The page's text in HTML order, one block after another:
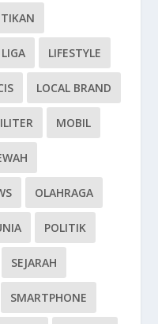
LIFESTYLE
LOCAL BRAND
MOBIL
OLAHRAGA
POLITIK
SEJARAH
SMARTPHONE